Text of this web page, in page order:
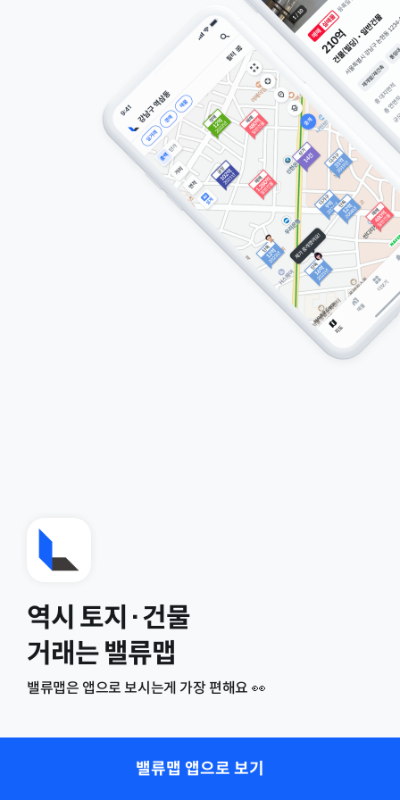
역시 토지·건물
거래는 밸류맵
밸류맵은 앱으로 보시는게 가장 편해요 👀
밸류맵 앱으로 보기